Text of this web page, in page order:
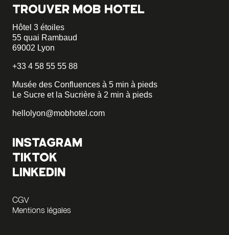
TROUVER MOB HOTEL
Hôtel 3 étoiles
55 quai Rambaud
69002 Lyon
+33 4 58 55 55 88
Musée des Confluences à 5 min à pieds
Le Sucre et la Sucrière à 2 min à pieds
hellolyon@mobhotel.com
INSTAGRAM
TIKTOK
LINKEDIN
CGV
Mentions légales